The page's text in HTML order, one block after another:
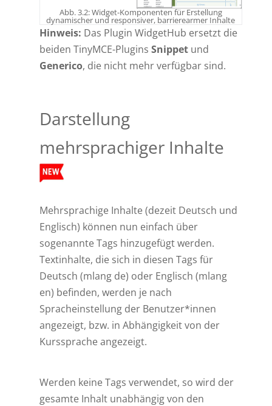
Abb. 3.2: Widget-Komponenten für Erstellung
dynamischer und responsiver, barrierearmer Inhalte
Hinweis: Das Plugin WidgetHub ersetzt die
beiden TinyMCE-Plugins Snippet und
Generico, die nicht mehr verfügbar sind.
Darstellung
mehrsprachiger Inhalte
Mehrsprachige Inhalte (dezeit Deutsch und
Englisch) können nun einfach über
sogenannte Tags hinzugefügt werden.
Textinhalte, die sich in diesen Tags für
Deutsch (mlang de) oder Englisch (mlang
en) befinden, werden je nach
Spracheinstellung der Benutzer*innen
angezeigt, bzw. in Abhängigkeit von der
Kurssprache angezeigt.
Werden keine Tags verwendet, so wird der
gesamte Inhalt unabhängig von den